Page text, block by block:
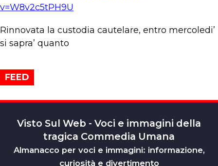
v=W8v2c5tPH9U
Rinnovata la custodia cautelare, entro mercoledi’
si sapra’ quanto
FEED
Visto Sul Web - Voci e immagini della
tragica Commedia Umana
Almanacco per voci e immagini: informazione,
curiosità e divertimento